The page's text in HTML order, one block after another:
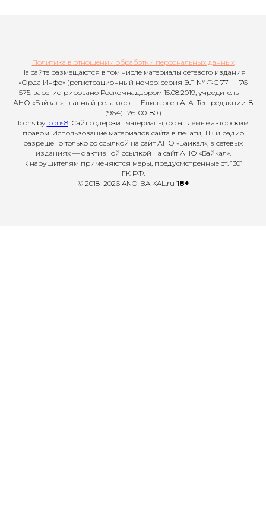
Политика в отношении обработки персональных данных
На сайте размещаются в том числе материалы сетевого издания
«Орда Инфо» (регистрационный номер: серия ЭЛ № ФС 77 — 76
575, зарегистрировано Роскомнадзором 15.08.2019, учредитель —
АНО «Байкал», главный редактор — Елизарьев А. А. Тел. редакции: 8
(964) 126-00-80.)
Icons by Icons8. Сайт содержит материалы, охраняемые авторским
правом. Использование материалов сайта в печати, ТВ и радио
разрешено только со ссылкой на сайт АНО «Байкал», в сетевых
изданиях — с активной ссылкой на сайт АНО «Байкал».
К нарушителям применяются меры, предусмотренные ст. 1301
ГК РФ.
© 2018–2026 ANO-BAIKAL.ru 18+